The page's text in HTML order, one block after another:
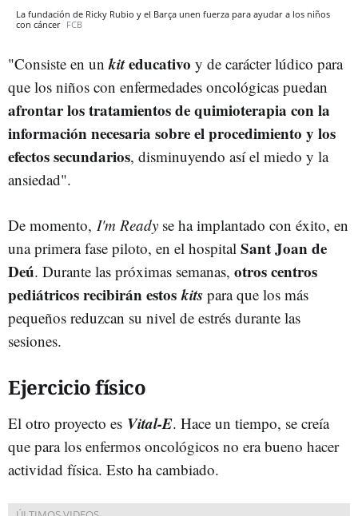
La fundación de Ricky Rubio y el Barça unen fuerza para ayudar a los niños
con cáncer FCB
"Consiste en un kiteducativo y de carácter lúdico para
que los niños con enfermedades oncológicas puedan
afrontar los tratamientos de quimioterapia con la
información necesaria sobre el procedimiento y los
efectos secundarios, disminuyendo así el miedo y la
ansiedad".
De momento, I'm Ready se ha implantado con éxito, en
una primera fase piloto, en el hospital Sant Joan de
Deú. Durante las próximas semanas, otros centros
pediátricos recibirán estoskits para que los más
pequeños reduzcan su nivel de estrés durante las
sesiones.
Ejercicio físico
El otro proyecto es Vital-E. Hace un tiempo, se creía
que para los enfermos oncológicos no era bueno hacer
actividad física. Esto ha cambiado.